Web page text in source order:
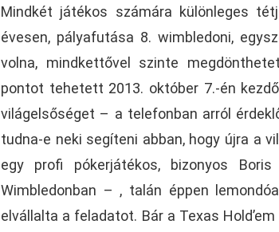
Mindkét játékos számára különleges
évesen, pályafutása 8. wimbledoni,
volna, mindkettővel szinte
pontot tehetett 2013. október 7.-én
világelsőséget – a telefonban arról
tudna-e neki segíteni abban, hogy újra a
egy profi pókerjátékos, bizonyos
Wimbledonban – , talán éppen
elvállalta a feladatot. Bár a Texas